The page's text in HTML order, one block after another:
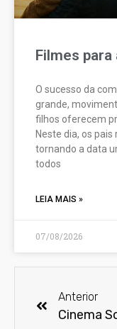
Filmes
O sucesso da
grande,
filhos oferecem
Neste dia, os
tornando a data
todos
LEIA MAIS »
07/08/2026
Anterior